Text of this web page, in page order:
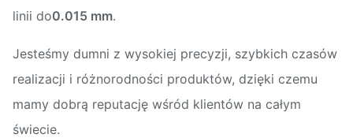
linii do0.015 mm.
Jesteśmy dumni z wysokiej precyzji, szybkich czasów
realizacji i różnorodności produktów, dzięki czemu
mamy dobrą reputację wśród klientów na całym
świecie.